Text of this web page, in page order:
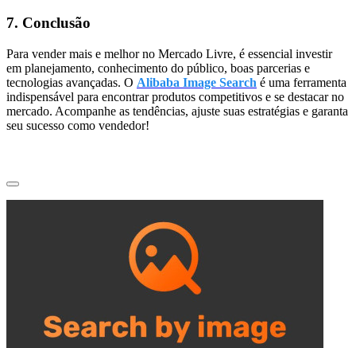
7. Conclusão
Para vender mais e melhor no Mercado Livre, é essencial investir
em planejamento, conhecimento do público, boas parcerias e
tecnologias avançadas. O Alibaba Image Search é uma ferramenta
indispensável para encontrar produtos competitivos e se destacar no
mercado. Acompanhe as tendências, ajuste suas estratégias e garanta
seu sucesso como vendedor!